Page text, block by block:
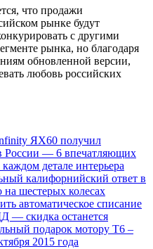
что продажи
рынке будут
с другими
рынка, но благодаря
обновленной версии,
любовь российских
ЯХ60 получил
России — 6 впечатляющих
детале интерьера
калифорнийский ответ в
шестерых колесах
автоматическое списание
— скидка останется
подарок мотору Т6 –
2015 года